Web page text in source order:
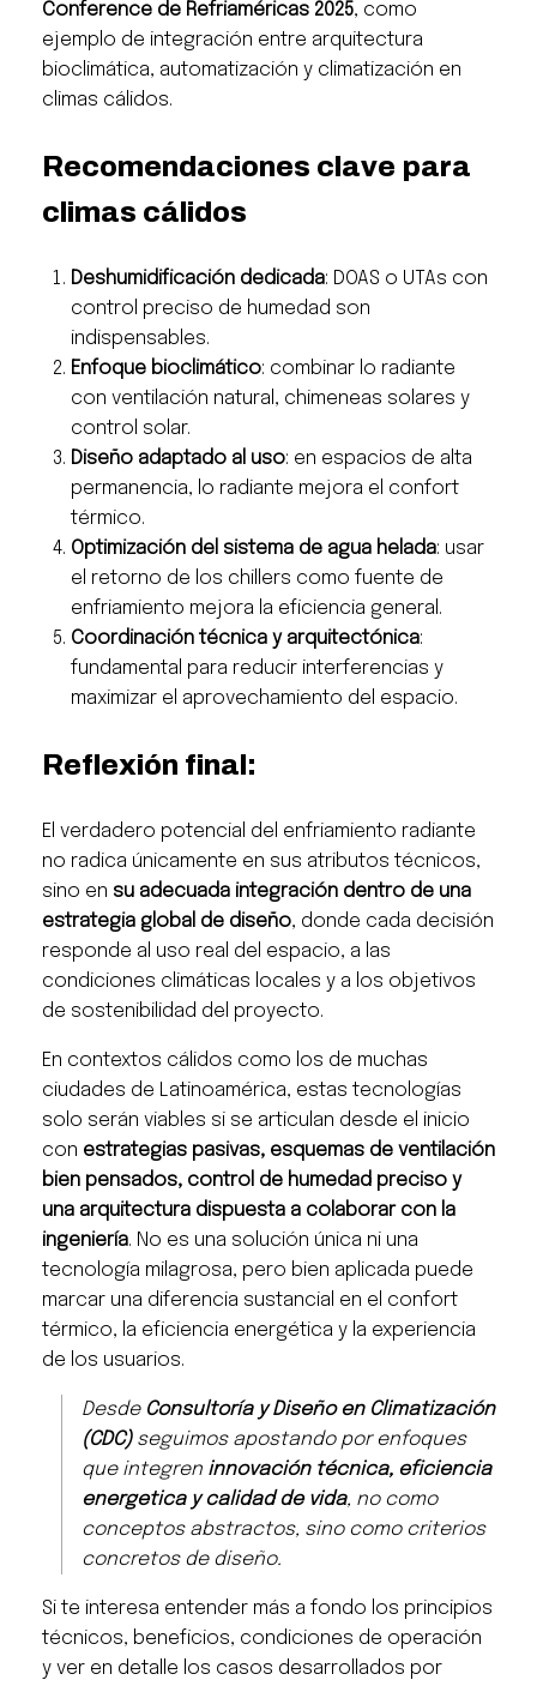
Conference de Refriaméricas 2025, como
ejemplo de integración entre arquitectura
bioclimática, automatización y climatización en
climas cálidos.
Recomendaciones clave para
climas cálidos
Deshumidificación dedicada: DOAS o UTAs con
control preciso de humedad son
indispensables.
Enfoque bioclimático: combinar lo radiante
con ventilación natural, chimeneas solares y
control solar.
Diseño adaptado al uso: en espacios de alta
permanencia, lo radiante mejora el confort
térmico.
Optimización del sistema de agua helada: usar
el retorno de los chillers como fuente de
enfriamiento mejora la eficiencia general.
Coordinación técnica y arquitectónica:
fundamental para reducir interferencias y
maximizar el aprovechamiento del espacio.
Reflexión final:
El verdadero potencial del enfriamiento radiante
no radica únicamente en sus atributos técnicos,
sino en su adecuada integración dentro de una
estrategia global de diseño, donde cada decisión
responde al uso real del espacio, a las
condiciones climáticas locales y a los objetivos
de sostenibilidad del proyecto.
En contextos cálidos como los de muchas
ciudades de Latinoamérica, estas tecnologías
solo serán viables si se articulan desde el inicio
con estrategias pasivas, esquemas de ventilación
bien pensados, control de humedad preciso y
una arquitectura dispuesta a colaborar con la
ingeniería. No es una solución única ni una
tecnología milagrosa, pero bien aplicada puede
marcar una diferencia sustancial en el confort
térmico, la eficiencia energética y la experiencia
de los usuarios.
Desde Consultoría y Diseño en Climatización
(CDC)seguimos apostando por enfoques
que integren innovación técnica, eficiencia
energetica y calidad de vida, no como
conceptos abstractos, sino como criterios
concretos de diseño.
Si te interesa entender más a fondo los principios
técnicos, beneficios, condiciones de operación
y ver en detalle los casos desarrollados por